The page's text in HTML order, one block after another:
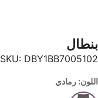
بنطال
SKU: DBY1BB7005102
اللون: رمادي